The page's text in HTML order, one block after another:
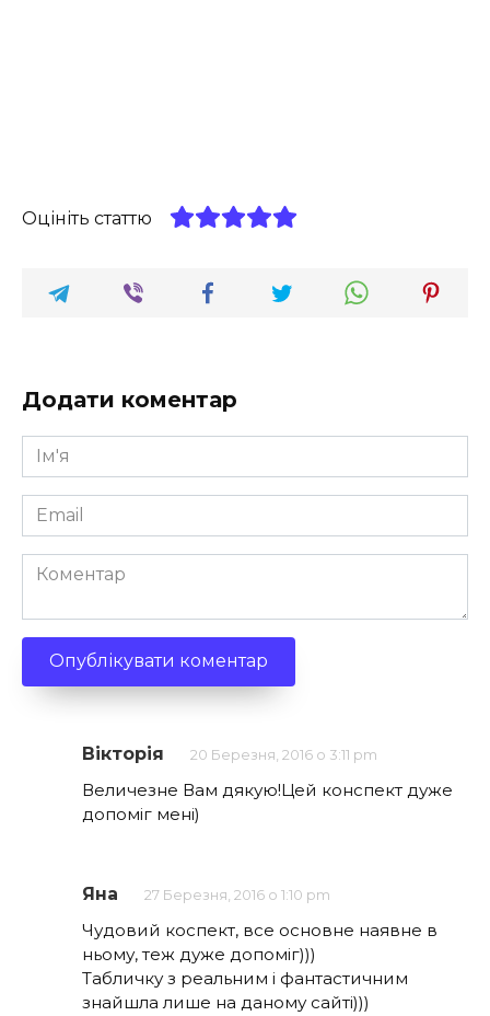
Оцініть статтю
Додати коментар
Ім'я
*
Email
*
Коментар
Вікторія 20 Березня, 2016 о 3:11 pm
Величезне Вам дякую!Цей конспект дуже
допоміг мені)
Яна 27 Березня, 2016 о 1:10 pm
Чудовий коспект, все основне наявне в
ньому, теж дуже допоміг)))
Табличку з реальним і фантастичним
знайшла лише на даному сайті)))